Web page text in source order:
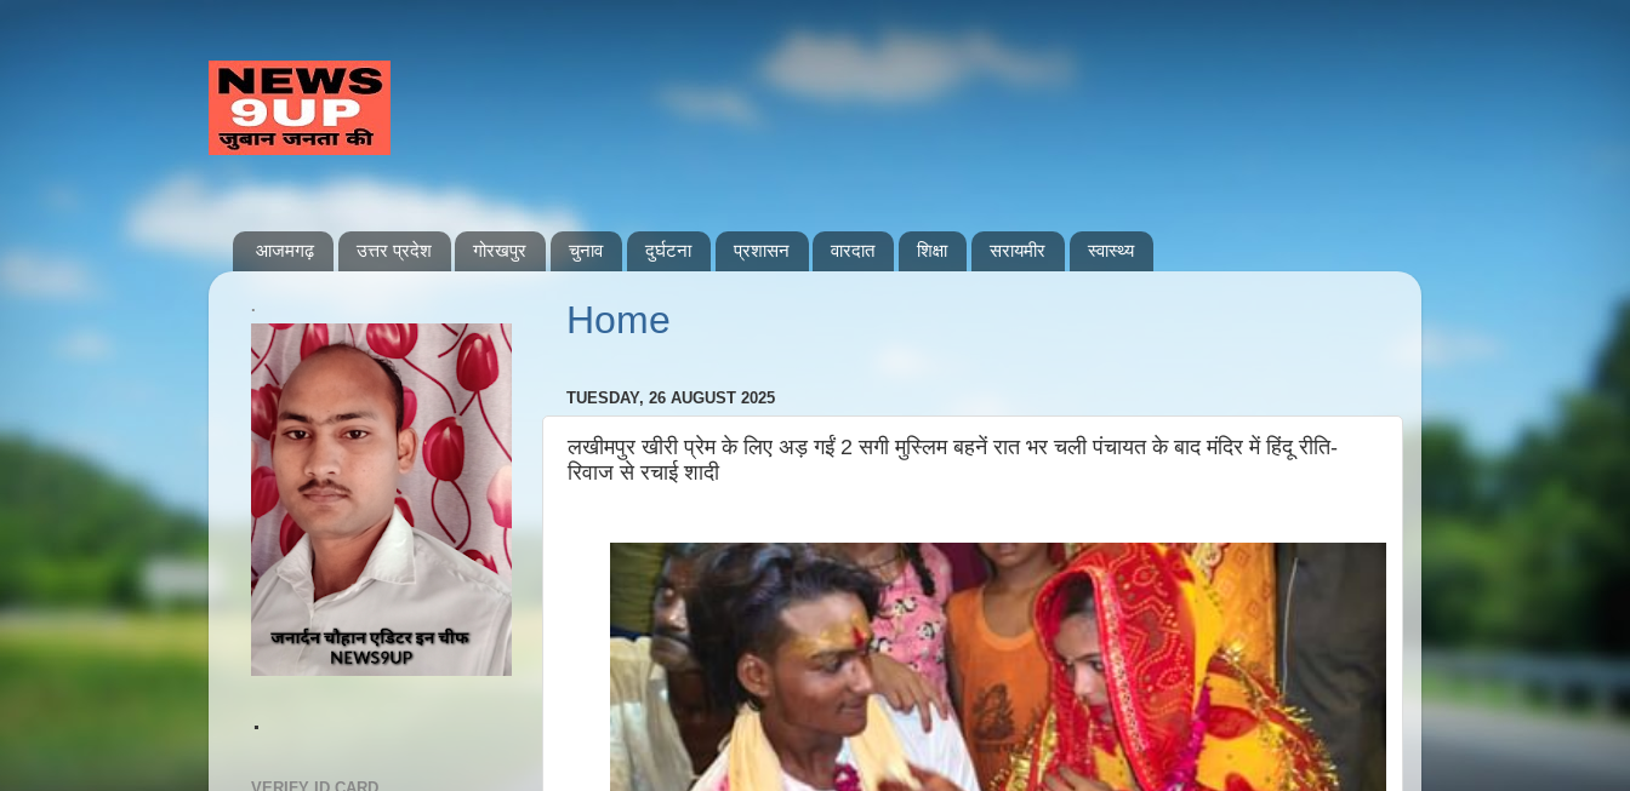
आजमगढ़ उत्तर प्रदेश गोरखपुर चुनाव दुर्घटना प्रशासन वारदात शिक्षा सरायमीर स्वास्थ्य
Home
TUESDAY, 26 AUGUST 2025
लखीमपुर खीरी प्रेम के लिए अड़ गईं 2 सगी मुस्लिम बहनें रात भर चली पंचायत के बाद मंदिर में हिंदू रीति-
रिवाज से रचाई शादी
.
.
VERIFY ID CARD